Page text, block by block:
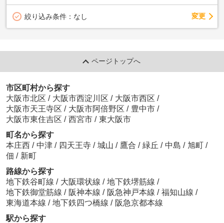
絞り込み条件： なし 変更
ページトップへ
市区町村から探す
大阪市北区 / 大阪市西淀川区 / 大阪市西区 /
大阪市天王寺区 / 大阪市阿倍野区 / 豊中市 /
大阪市東住吉区 / 西宮市 / 東大阪市
町名から探す
本庄西 / 中津 / 四天王寺 / 城山 / 鷹合 / 緑丘 / 中島 / 旭町 /
佃 / 新町
路線から探す
地下鉄谷町線 / 大阪環状線 / 地下鉄堺筋線 /
地下鉄御堂筋線 / 阪神本線 / 阪急神戸本線 / 福知山線 /
東海道本線 / 地下鉄四つ橋線 / 阪急京都本線
駅から探す